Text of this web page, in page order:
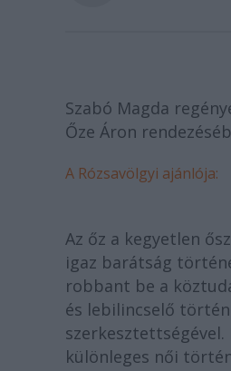
Szabó Magda
Őze Áron
A Rózsavölgyi ajánlója:
Az őz a kegyetlen
igaz barátság
robbant be a
és lebilincselő
különleges női